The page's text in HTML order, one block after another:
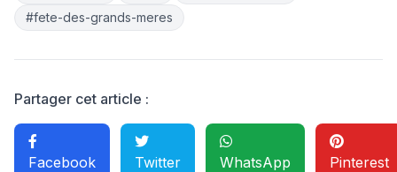
#fete-des-grands-meres
Partager cet article :
Facebook Twitter WhatsApp Pinterest